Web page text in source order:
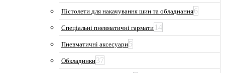
Пістолети для накачування шин та обладнання6
Спеціальні пневматичні гармати 14
Пневматичні аксесуари5
Обкладинки37